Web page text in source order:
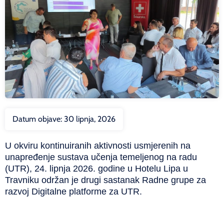
Datum objave: 30 lipnja, 2026
U okviru kontinuiranih aktivnosti usmjerenih na
unapređenje sustava učenja temeljenog na radu
(UTR), 24. lipnja 2026. godine u Hotelu Lipa u
Travniku održan je drugi sastanak Radne grupe za
razvoj Digitalne platforme za UTR.